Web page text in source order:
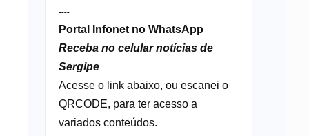
----
Portal Infonet no WhatsApp
Receba no celular notícias de
Sergipe
Acesse o link abaixo, ou escanei o
QRCODE, para ter acesso a
variados conteúdos.